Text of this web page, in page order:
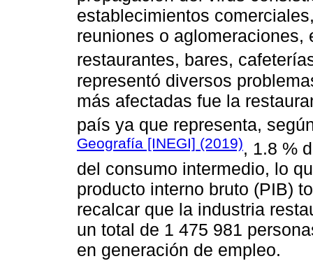
establecimientos
reuniones o
restaurantes, bares,
representó diversos
más afectadas fue la
país ya que representa,
Geografía [INEGI] (2019), 1.8 %
del consumo intermedio, lo
producto interno bruto (PIB)
recalcar que la industria
un total de 1 475 981
en generación de empleo.